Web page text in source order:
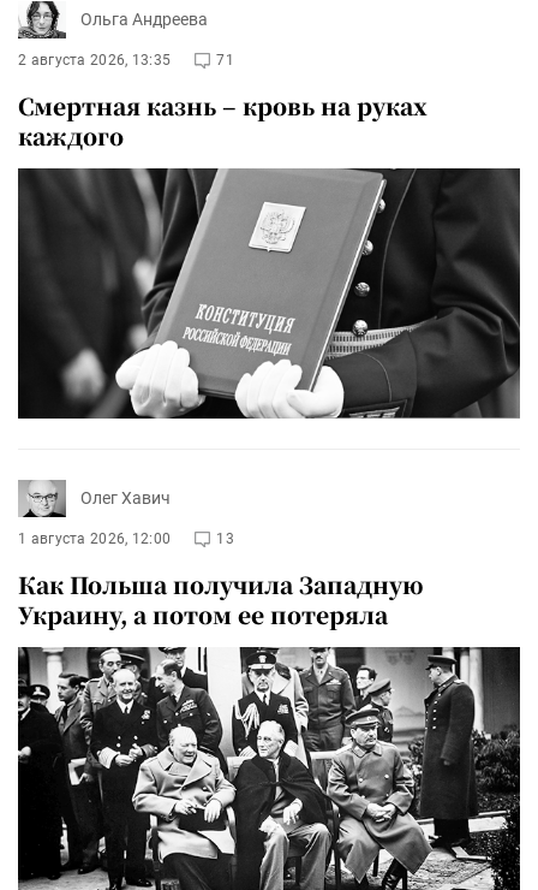
Ольга Андреева
2 августа 2026, 13:35 71
Смертная казнь – кровь на руках
каждого
Олег Хавич
1 августа 2026, 12:00 13
Как Польша получила Западную
Украину, а потом ее потеряла